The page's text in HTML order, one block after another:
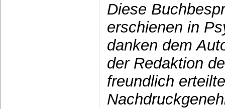
Diese
erschienen in
danken dem
der Redaktion
freundlich erteilte